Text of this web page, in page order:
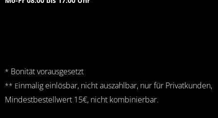
* Bonität vorausgesetzt
** Einmalig einlösbar, nicht auszahlbar, nur für Privatkunden,
Mindestbestellwert 15€, nicht kombinierbar.